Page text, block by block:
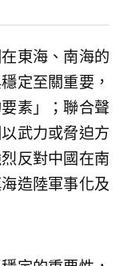
東海、南海的
定至關重要，
素」；聯合聲
武力或脅迫方
反對中國在南
造陸軍事化及